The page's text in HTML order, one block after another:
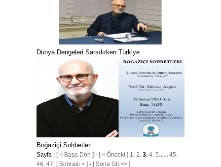
Dünya Dengeleri Sarsılırken Türkiye
Boğaziçi Sohbetleri
Sayfa : [ < Başa Dön ] - [ < Önceki ] 1. 2. 3. 4. 5.. . . 45.
46. 47. [ Sonraki > ] - [ Sona Git >> ]